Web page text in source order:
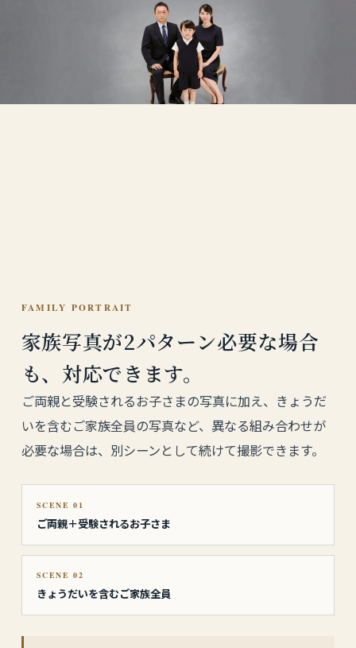
FAMILY PORTRAIT
家族写真が2パターン必要な場合
も、対応できます。
ご両親と受験されるお子さまの写真に加え、きょうだ
いを含むご家族全員の写真など、異なる組み合わせが
必要な場合は、別シーンとして続けて撮影できます。
SCENE 01
ご両親＋受験されるお子さま
SCENE 02
きょうだいを含むご家族全員